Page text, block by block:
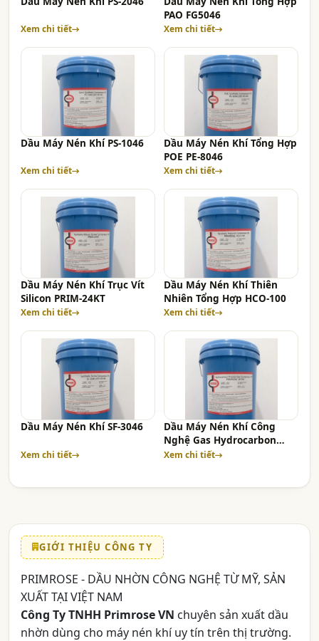
Xem chi tiết
PAO FG5046
Xem chi tiết
Dầu Máy Nén Khí PS-1046
Xem chi tiết
Dầu Máy Nén Khí Tổng Hợp
POE PE-8046
Xem chi tiết
Dầu Máy Nén Khí Trục Vít
Silicon PRIM-24KT
Xem chi tiết
Dầu Máy Nén Khí Thiên
Nhiên Tổng Hợp HCO-100
Xem chi tiết
Dầu Máy Nén Khí SF-3046
Xem chi tiết
Dầu Máy Nén Khí Công
Nghệ Gas Hydrocarbon
SH100
Xem chi tiết
GIỚI THIỆU CÔNG TY
PRIMROSE - DẦU NHỜN CÔNG NGHỆ TỪ MỸ, SẢN
XUẤT TẠI VIỆT NAM
Công Ty TNHH Primrose VN chuyên sản xuất dầu
nhờn dùng cho máy nén khí uy tín trên thị trường.